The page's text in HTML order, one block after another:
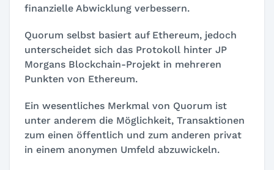
finanzielle Abwicklung verbessern.
Quorum selbst basiert auf Ethereum, jedoch
unterscheidet sich das Protokoll hinter JP
Morgans Blockchain-Projekt in mehreren
Punkten von Ethereum.
Ein wesentliches Merkmal von Quorum ist
unter anderem die Möglichkeit, Transaktionen
zum einen öffentlich und zum anderen privat
in einem anonymen Umfeld abzuwickeln.